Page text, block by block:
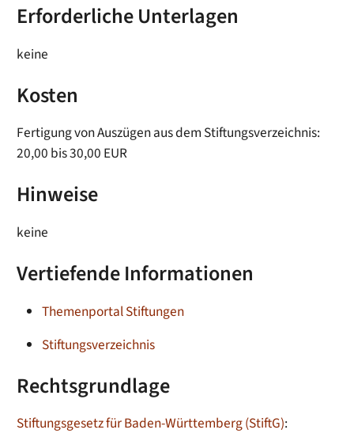
Erforderliche Unterlagen
keine
Kosten
Fertigung von Auszügen aus dem Stiftungsverzeichnis:
20,00 bis 30,00 EUR
Hinweise
keine
Vertiefende Informationen
Themenportal Stiftungen
Stiftungsverzeichnis
Rechtsgrundlage
Stiftungsgesetz für Baden-Württemberg (StiftG):